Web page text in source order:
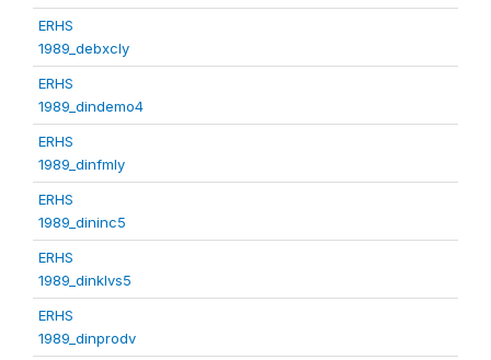
ERHS
1989_debxcly
ERHS
1989_dindemo4
ERHS
1989_dinfmly
ERHS
1989_dininc5
ERHS
1989_dinklvs5
ERHS
1989_dinprodv